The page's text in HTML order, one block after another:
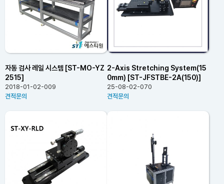
자동 검사 레일 시스템 [ST-MO-YZ
2515]
2018-01-02-009
견적문의
2-Axis Stretching System(15
0mm) [ST-JFSTBE-2A(150)]
25-08-02-070
견적문의